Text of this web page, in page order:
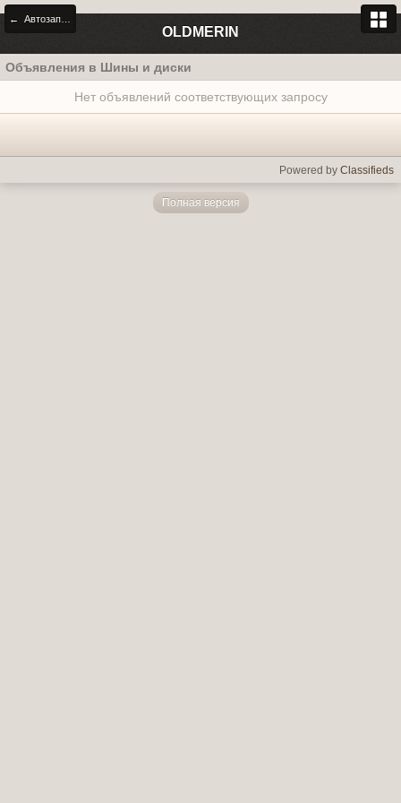
OLDMERIN
Объявления в Шины и диски
Нет объявлений соответствующих запросу
Powered by Classifieds
Полная версия